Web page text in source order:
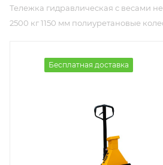
Тележка гидравлическая с весами
2500 кг 1150 мм полиуретановые
Бесплатная доставка